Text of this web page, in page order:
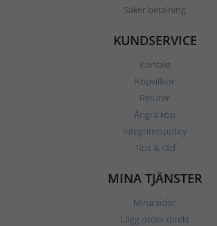
Säker betalning
KUNDSERVICE
Kontakt
Köpvillkor
Returer
Ångra köp
Integritetspolicy
Tips & råd
MINA TJÄNSTER
Mina sidor
Lägg order direkt